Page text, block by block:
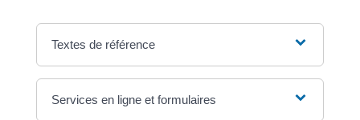
Textes de référence
Services en ligne et formulaires